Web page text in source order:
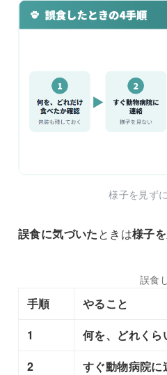
様子を見ず
誤食に気づいたときは様子
誤食
手順
やること
1
何を、どれくら
2
すぐ動物病院に